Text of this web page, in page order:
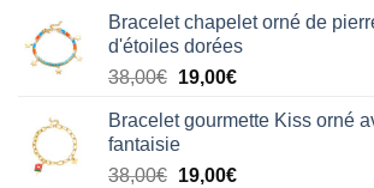
Bracelet chapelet orné de
d'étoiles dorées
38,00€ Le
initial
était :
38,00€.
19,00€Le
actuel
19,00€.
Bracelet gourmette Kiss orné
fantaisie
38,00€ Le
19,00€Le